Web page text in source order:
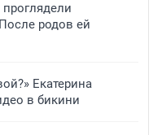
родов ей
Екатерина
в бикини